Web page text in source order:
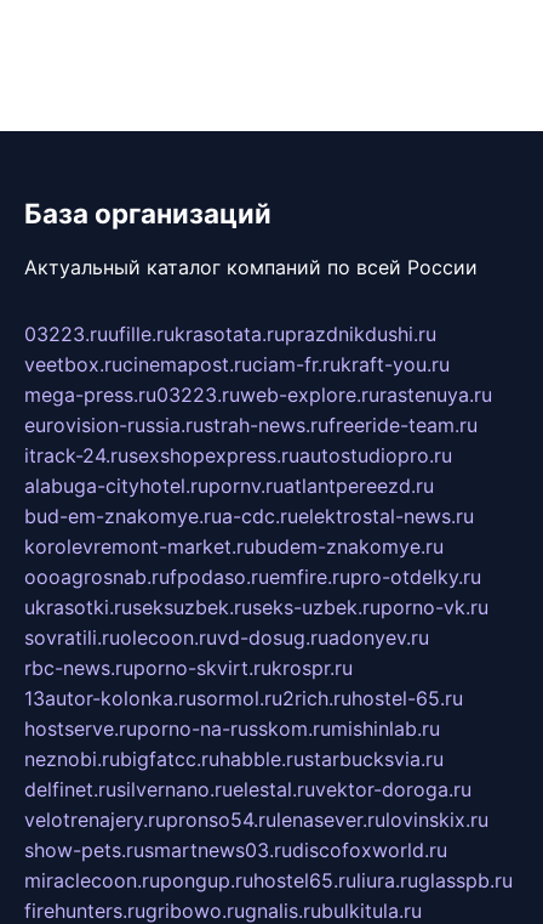
База организаций
Актуальный каталог компаний по всей России
03223.ruufille.rukrasotata.ruprazdnikdushi.ru
veetbox.rucinemapost.ruciam-fr.rukraft-you.ru
mega-press.ru03223.ruweb-explore.rurastenuya.ru
eurovision-russia.rustrah-news.rufreeride-team.ru
itrack-24.rusexshopexpress.ruautostudiopro.ru
alabuga-cityhotel.rupornv.ruatlantpereezd.ru
bud-em-znakomye.rua-cdc.ruelektrostal-news.ru
korolevremont-market.rubudem-znakomye.ru
oooagrosnab.rufpodaso.ruemfire.rupro-otdelky.ru
ukrasotki.ruseksuzbek.ruseks-uzbek.ruporno-vk.ru
sovratili.ruolecoon.ruvd-dosug.ruadonyev.ru
rbc-news.ruporno-skvirt.rukrospr.ru
13autor-kolonka.rusormol.ru2rich.ruhostel-65.ru
hostserve.ruporno-na-russkom.rumishinlab.ru
neznobi.rubigfatcc.ruhabble.rustarbucksvia.ru
delfinet.rusilvernano.ruelestal.ruvektor-doroga.ru
velotrenajery.rupronso54.rulenasever.rulovinskix.ru
show-pets.rusmartnews03.rudiscofoxworld.ru
miraclecoon.rupongup.ruhostel65.ruliura.ruglasspb.ru
firehunters.rugribowo.rugnalis.rubulkitula.ru